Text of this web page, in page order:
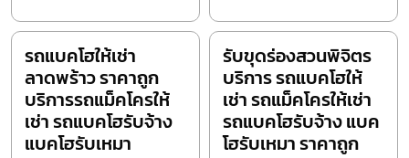
รถแบคโฮให้เช่า
ลาดพร้าว ราคาถูก
บริการรถแม็คโครให้
เช่า รถแบคโฮรับจ้าง
แบคโฮรับเหมา
รับขุดร่องสวนพิจิตร
บริการ รถแบคโฮให้
เช่า รถแม็คโครให้เช่า
รถแบคโฮรับจ้าง แบค
โฮรับเหมา ราคาถูก